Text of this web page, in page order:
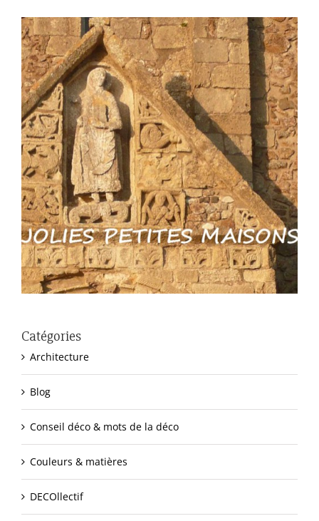
Catégories
Architecture
Blog
Conseil déco & mots de la déco
Couleurs & matières
DECOllectif